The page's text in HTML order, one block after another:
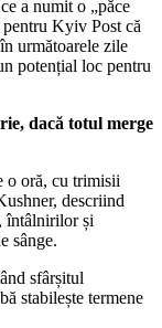
a numit o „păce
pentru Kyiv Post că
următoarele zile
potențial loc pentru
dacă totul merge
o oră, cu trimisii
descriind
întâlnirilor și
sânge.
sfârșitul
stabilește termene